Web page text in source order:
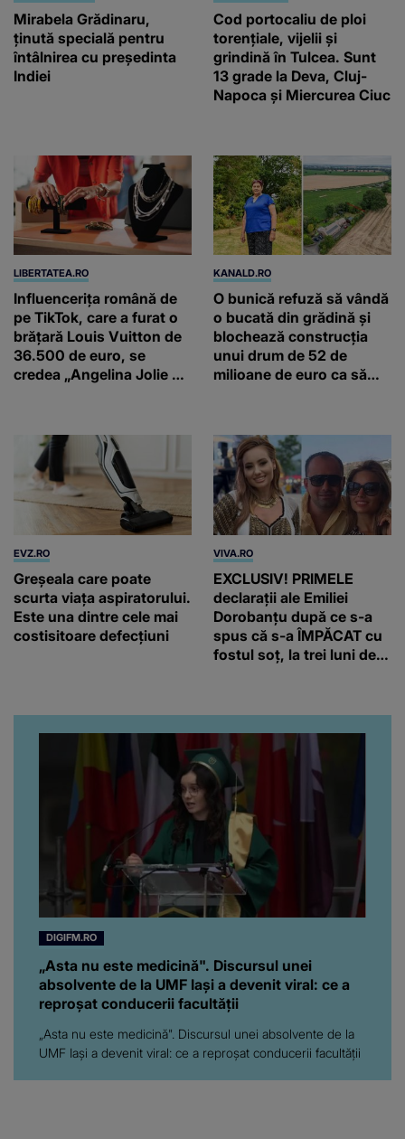
Mirabela Grădinaru,
ţinută specială pentru
întâlnirea cu preşedinta
Indiei
Cod portocaliu de ploi
torențiale, vijelii și
grindină în Tulcea. Sunt
13 grade la Deva, Cluj-
Napoca și Miercurea Ciuc
LIBERTATEA.RO
Influencerița română de
pe TikTok, care a furat o
brățară Louis Vuitton de
36.500 de euro, se
credea „Angelina Jolie de
KANALD.RO
O bunică refuză să vândă
o bucată din grădină și
blochează construcția
unui drum de 52 de
milioane de euro ca să
EVZ.RO
Greșeala care poate
scurta viața aspiratorului.
Este una dintre cele mai
costisitoare defecțiuni
VIVA.RO
EXCLUSIV! PRIMELE
declarații ale Emiliei
Dorobanțu după ce s-a
spus că s-a ÎMPĂCAT cu
fostul soț, la trei luni de
artistă i-a lăsat MASCĂ
pe toți. De data aceasta,
chiar a rupt tăcerea:
”Poate că aveam să ne
spunem, să ne...”
DIGIFM.RO
„Asta nu este medicină". Discursul unei
absolvente de la UMF Iași a devenit viral: ce a
reproșat conducerii facultății
„Asta nu este medicină". Discursul unei absolvente de la
UMF Iași a devenit viral: ce a reproșat conducerii facultății